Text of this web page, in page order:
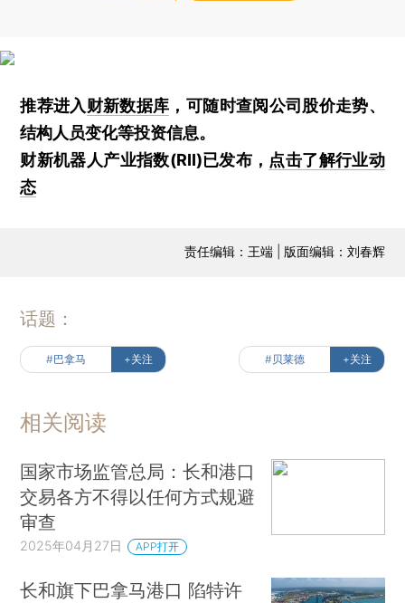
推荐进入财新数据库 ，可随时查阅公司股价走势、
结构人员变化等投资信息。
财新机器人产业指数(RII)已发布， 点击了解行业动
态
责任编辑：王端 | 版面编辑：刘春辉
话题：
#巴拿马 +关注 #贝莱德 +关注
相关阅读
国家市场监管总局：长和港口
交易各方不得以任何方式规避
审查
2025年04月27日 APP打开
长和旗下巴拿马港口 陷特许